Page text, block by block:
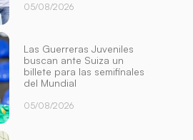
05/08/2026
Las Guerreras Juveniles
buscan ante Suiza un
billete para las semifinales
del Mundial
05/08/2026